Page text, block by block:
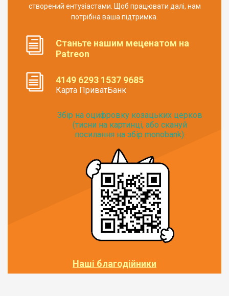
створений ентузіастами. Щоб працювати далі, нам
потрібна ваша підтримка.
Станьте нашим меценатом на
Patreon
4149 6293 1537 9685
Карта ПриватБанк
Збір на оцифровку козацьких церков
(тисни на картинці, або скануй
посилання на збір monobank):
Наші благодійники